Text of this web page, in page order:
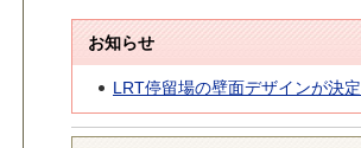
お知らせ
LRT停留場の壁面デザインが決